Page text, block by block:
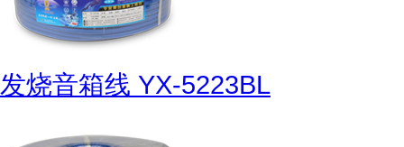
发烧音箱线 YX-5223BL